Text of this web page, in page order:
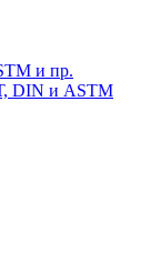
и пр.
DIN и ASTM